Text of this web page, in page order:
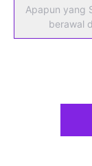
Apapun yang
berawal